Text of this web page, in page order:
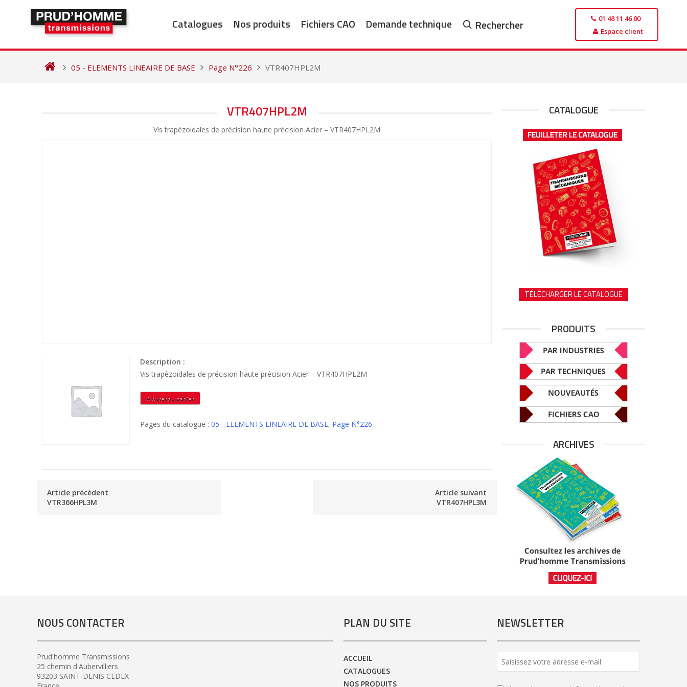
Catalogues Nos produits Fichiers CAO Demande technique Rechercher
01 48 11 46 00
Espace client
05 - ELEMENTS LINEAIRE DE BASE Page N°226 VTR407HPL2M
VTR407HPL2M
Vis trapèzoidales de précision haute précision Acier – VTR407HPL2M
Description :
Vis trapèzoidales de précision haute précision Acier – VTR407HPL2M
quantité
de
Ajouter au panier
Pages du catalogue : 05 - ELEMENTS LINEAIRE DE BASE, Page N°226
Article précédent
VTR366HPL3M
Article suivant
VTR407HPL3M
CATALOGUE
TÉLÉCHARGER LE CATALOGUE
PRODUITS
ARCHIVES
NOUS CONTACTER
Prud'homme Transmissions
25 chemin d'Aubervilliers
93203 SAINT-DENIS CEDEX
PLAN DU SITE
ACCUEIL
CATALOGUES
NOS PRODUITS
NEWSLETTER